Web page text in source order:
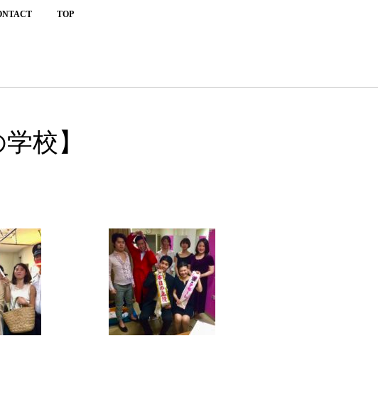
TOP
校】